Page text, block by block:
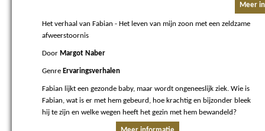
Meer
Het verhaal van Fabian - Het leven van mijn zoon met een zeldzame
afweerstoornis
Door Margot Naber
Genre Ervaringsverhalen
Fabian lijkt een gezonde baby, maar wordt ongeneeslijk ziek. Wie is
Fabian, wat is er met hem gebeurd, hoe krachtig en bijzonder bleek
hij te zijn en welke wegen heeft het gezin met hem bewandeld?